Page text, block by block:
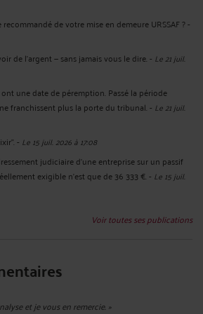
de votre mise en demeure URSSAF ?-
de l’argent — sans jamais vous le dire.- Le 21 juil.
une date de péremption. Passé la période
franchissent plus la porte du tribunal.- Le 21 juil.
- Le 15 juil. 2026 à 17:08
judiciaire d'une entreprise sur un passif
exigible n'est que de 36 333 €.- Le 15 juil.
Voir toutes ses publications
et je vous en remercie. »